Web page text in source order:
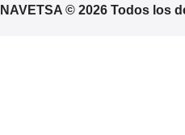
NAVETSA © 2026 Todos los